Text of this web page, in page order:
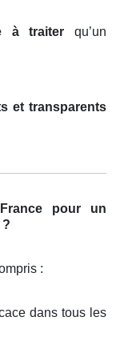
à traiter qu’un
et transparents
pour un
:
dans tous les